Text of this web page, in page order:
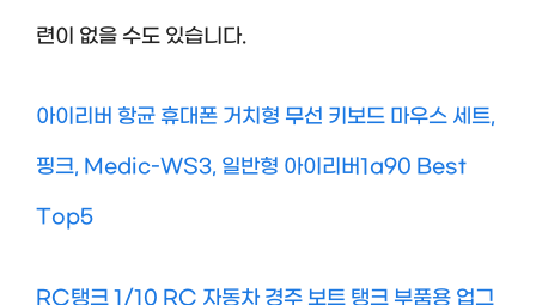
련이 없을 수도 있습니다.
아이리버 항균 휴대폰 거치형 무선 키보드 마우스 세트,
핑크, Medic-WS3, 일반형 아이리버1a90 Best
Top5
RC탱크 1/10 RC 자동차 경주 보트 탱크 부품용 업그